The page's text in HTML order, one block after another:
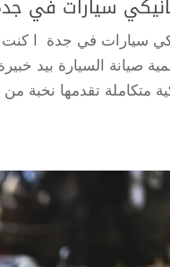
سيارات في
سيارات في جدة ا
صيانة السيارة بيد
متكاملة تقدمها نخبة